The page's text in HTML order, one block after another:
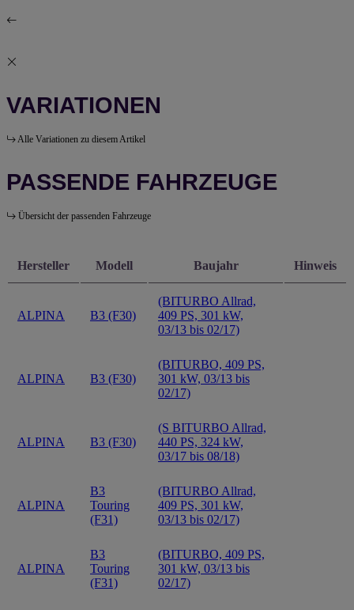
VARIATIONEN
Alle Variationen zu diesem Artikel
PASSENDE FAHRZEUGE
Übersicht der passenden Fahrzeuge
Hersteller Modell Baujahr Hinweis
ALPINA B3 (F30)
(BITURBO Allrad,
409 PS, 301 kW,
03/13 bis 02/17)
ALPINA B3 (F30)
(BITURBO, 409 PS,
301 kW, 03/13 bis
02/17)
ALPINA B3 (F30)
(S BITURBO Allrad,
440 PS, 324 kW,
03/17 bis 08/18)
ALPINA
B3
Touring
(F31)
(BITURBO Allrad,
409 PS, 301 kW,
03/13 bis 02/17)
ALPINA
B3
Touring
(F31)
(BITURBO, 409 PS,
301 kW, 03/13 bis
02/17)